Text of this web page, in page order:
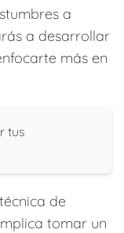
a
a desarrollar
más en
tus
de
tomar un